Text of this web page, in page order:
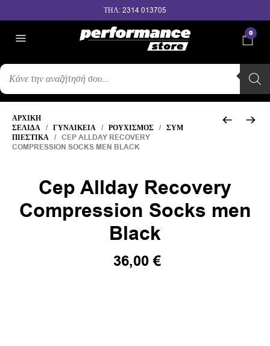
ΤΗΛ: 2314 013705
0
ΑΝΑΖΉΤΗΣΗ
ΠΡΟΪΌΝΤΩΝ
ΑΡΧΙΚΉ
ΣΕΛΊΔΑ / ΓΥΝΑΙΚΕΊΑ / ΡΟΥΧΙΣΜΌΣ / ΣΥΜ
ΠΙΕΣΤΙΚΆ / CEP ALLDAY RECOVERY
COMPRESSION SOCKS MEN BLACK
Cep Allday Recovery
Compression Socks men
Black
Original
36,00€Η